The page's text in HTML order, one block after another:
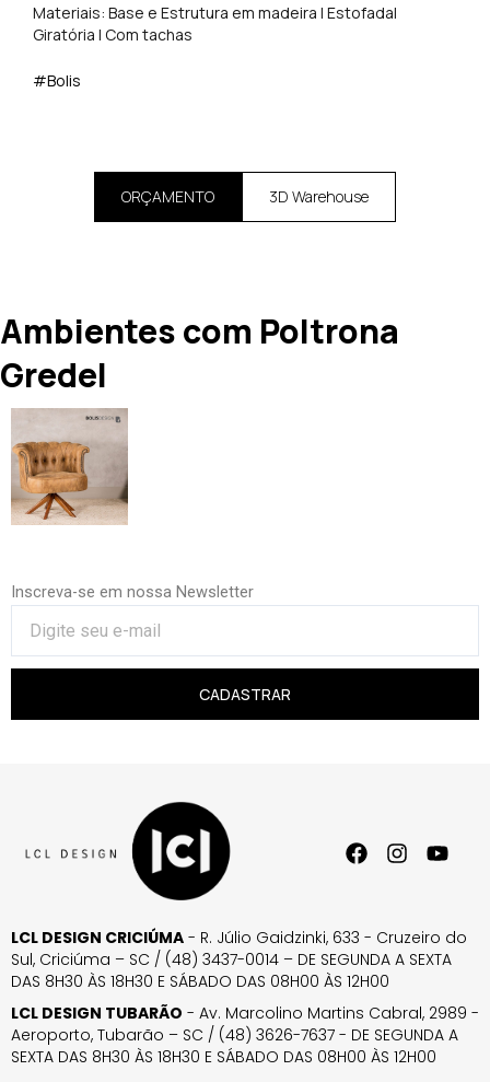
Materiais: Base e Estrutura em madeira | Estofada|
Giratória | Com tachas
#Bolis
ORÇAMENTO 3D Warehouse
Ambientes com Poltrona
Gredel
Inscreva-se em nossa Newsletter
CADASTRAR
LCL DESIGN CRICIÚMA - R. Júlio Gaidzinki, 633 - Cruzeiro do
Sul, Criciúma – SC / (48) 3437-0014 – DE SEGUNDA A SEXTA
DAS 8H30 ÀS 18H30 E SÁBADO DAS 08H00 ÀS 12H00
LCL DESIGN TUBARÃO - Av. Marcolino Martins Cabral, 2989 -
Aeroporto, Tubarão – SC / (48) 3626-7637 - DE SEGUNDA A
SEXTA DAS 8H30 ÀS 18H30 E SÁBADO DAS 08H00 ÀS 12H00